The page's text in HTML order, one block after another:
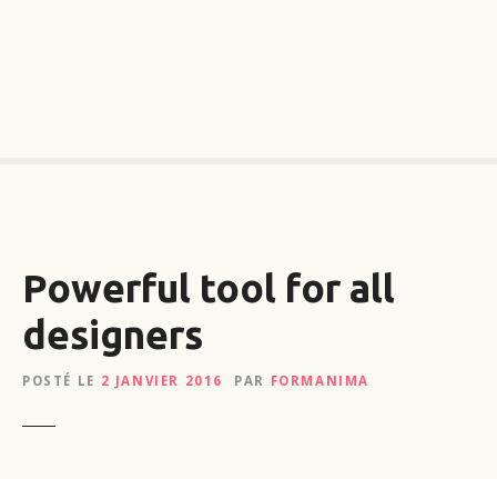
Powerful tool for all
designers
POSTÉ LE 2 JANVIER 2016 PAR FORMANIMA